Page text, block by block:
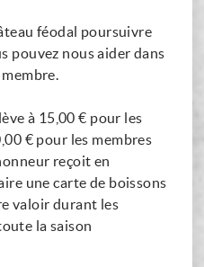
féodal poursuivre
pouvez nous aider dans
à 15,00 € pour les
€ pour les membres
reçoit en
une carte de boissons
valoir durant les
la saison